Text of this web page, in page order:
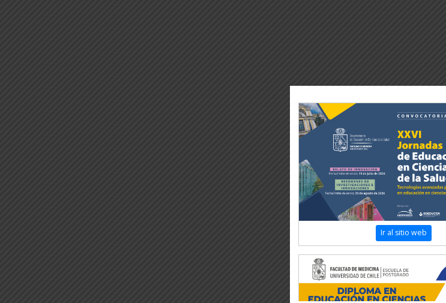
Ir al sitio web